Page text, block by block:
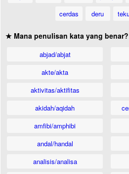
cerdas
deru
★ Mana penulisan kata yang benar?
abjad/abjat
akte/akta
aktivitas/aktifitas
akidah/aqidah
amfibi/amphibi
andal/handal
analisis/analisa